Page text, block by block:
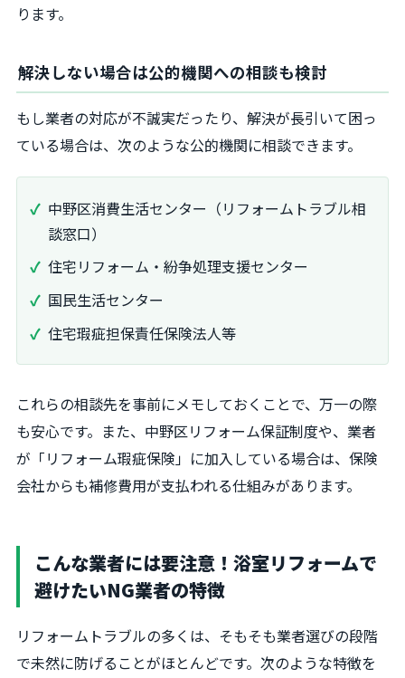
ります。
解決しない場合は公的機関への相談も検討
もし業者の対応が不誠実だったり、解決が長引いて困っ
ている場合は、次のような公的機関に相談できます。
中野区消費生活センター（リフォームトラブル相
談窓口）
住宅リフォーム・紛争処理支援センター
国民生活センター
住宅瑕疵担保責任保険法人等
これらの相談先を事前にメモしておくことで、万一の際
も安心です。また、中野区リフォーム保証制度や、業者
が「リフォーム瑕疵保険」に加入している場合は、保険
会社からも補修費用が支払われる仕組みがあります。
こんな業者には要注意！浴室リフォームで
避けたいNG業者の特徴
リフォームトラブルの多くは、そもそも業者選びの段階
で未然に防げることがほとんどです。次のような特徴を